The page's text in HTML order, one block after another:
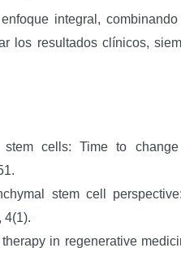
integral,
los resultados clínicos,
stem cells: Time to
stem cell
, 4(1).
in regenerative